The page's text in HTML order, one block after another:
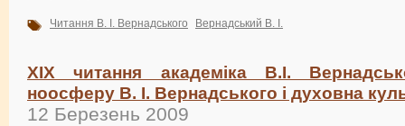
Читання В. І. Вернадського Вернадський В. І.
XIX читання академіка В.І.
ноосферу В. І. Вернадського і духовна
12 Березень 2009